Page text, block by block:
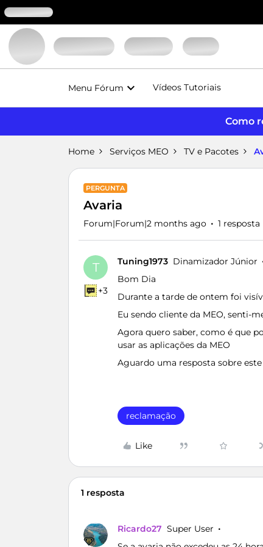
Menu Fórum Vídeos Tutoriais
Como
Home Serviços MEO TV e Pacotes
PERGUNTA
Avaria
Forum|Forum|2 months ago 1 resposta
T
+3
Tuning1973 Dinamizador Júnior
Bom Dia
Durante a tarde de ontem foi
Eu sendo cliente da MEO, senti-
Agora quero saber, como é que
usar as aplicações da MEO
Aguardo uma resposta sobre
reclamação
Like
1 resposta
Ricardo27 Super User